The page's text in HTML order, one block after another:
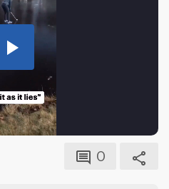
Play
Video
0